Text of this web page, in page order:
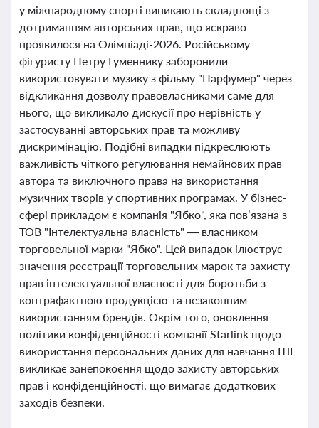
у міжнародному спорті виникають складнощі з
дотриманням авторських прав, що яскраво
проявилося на Олімпіаді-2026. Російському
фігуристу Петру Гуменнику заборонили
використовувати музику з фільму "Парфумер" через
відкликання дозволу правовласниками саме для
нього, що викликало дискусії про нерівність у
застосуванні авторських прав та можливу
дискримінацію. Подібні випадки підкреслюють
важливість чіткого регулювання немайнових прав
автора та виключного права на використання
музичних творів у спортивних програмах. У бізнес-
сфері прикладом є компанія "Ябко", яка пов’язана з
ТОВ "Інтелектуальна власність" — власником
торговельної марки "Ябко". Цей випадок ілюструє
значення реєстрації торговельних марок та захисту
прав інтелектуальної власності для боротьби з
контрафактною продукцією та незаконним
використанням брендів. Окрім того, оновлення
політики конфіденційності компанії Starlink щодо
використання персональних даних для навчання ШІ
викликає занепокоєння щодо захисту авторських
прав і конфіденційності, що вимагає додаткових
заходів безпеки.